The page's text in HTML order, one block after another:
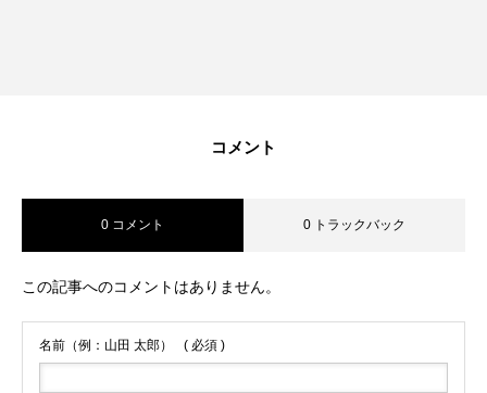
コメント
0 コメント 0 トラックバック
この記事へのコメントはありません。
名前（例：山田 太郎） ( 必須 )